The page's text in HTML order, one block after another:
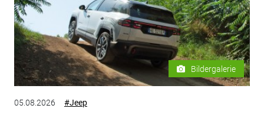
Bildergalerie
05.08.2026 #Jeep